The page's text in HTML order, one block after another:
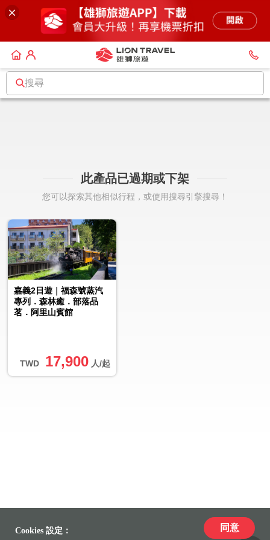
搜尋
此產品已過期或下架
您可以探索其他相似行程，或使用搜尋引擎搜尋！
TWD 17,900 人/起
嘉義2日遊｜福森號蒸汽
專列．森林癒．部落品
茗．阿里山賓館
Cookies 設定： 同意